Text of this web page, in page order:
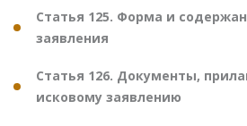
Статья 125. Форма и
заявления
Статья 126. Документы,
исковому заявлению